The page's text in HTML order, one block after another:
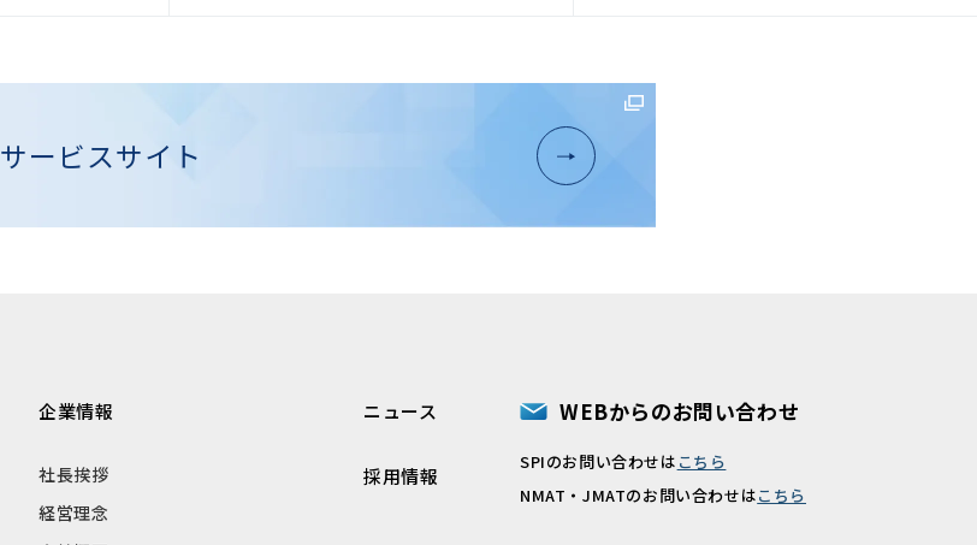
サービスサイト
企業情報
社長挨拶
経営理念
ニュース
採用情報
WEBからのお問い合わせ
SPIのお問い合わせは こちら
NMAT・JMATのお問い合わせはこちら